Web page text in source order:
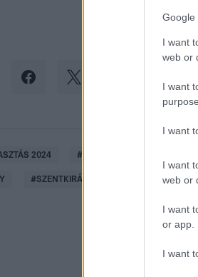
Google
I want
web or
I want
I want
I want
web or
I want
or app.
I want
2024 #
#SZENTKIRÁLYI ALEXANDRA #